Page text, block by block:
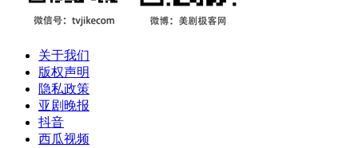
关于我们
版权声明
隐私政策
亚剧晚报
抖音
西瓜视频